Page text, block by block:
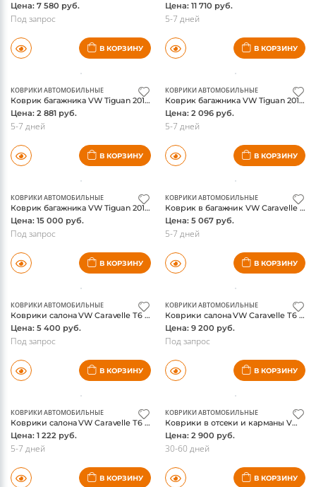
Цена: 7 580 руб.
Под запрос
В КОРЗИНУ
Цена: 11 710 руб.
5-7 дней
В КОРЗИНУ
КОВРИКИ АВТОМОБИЛЬНЫЕ
Коврик багажника VW Tiguan 2016-, базовый пол багажника, оригинал
Цена: 2 881 руб.
5-7 дней
В КОРЗИНУ
КОВРИКИ АВТОМОБИЛЬНЫЕ
Коврик багажника VW Tiguan 2016-, измененный пол багажника, оригинал
Цена: 2 096 руб.
5-7 дней
В КОРЗИНУ
КОВРИКИ АВТОМОБИЛЬНЫЕ
Коврик багажника VW Tiguan 2016-, складывающийся, измененный пол багажника, оригинал
Цена: 15 000 руб.
Под запрос
В КОРЗИНУ
КОВРИКИ АВТОМОБИЛЬНЫЕ
Коврик в багажник VW Caravelle T6 2017-, оригинал
Цена: 5 067 руб.
5-7 дней
В КОРЗИНУ
КОВРИКИ АВТОМОБИЛЬНЫЕ
Коврики салона VW Caravelle Т6 2017-, передние, резина, 2шт, оригинал
Цена: 5 400 руб.
Под запрос
В КОРЗИНУ
КОВРИКИ АВТОМОБИЛЬНЫЕ
Коврики салона VW Caravelle Т6 2017-, передние, резина, 3шт, оригинал
Цена: 9 200 руб.
Под запрос
В КОРЗИНУ
КОВРИКИ АВТОМОБИЛЬНЫЕ
Коврики салона VW Caravelle Т6 2017-, передние, резина, 1шт, средний, оригинал
Цена: 1 222 руб.
5-7 дней
В КОРЗИНУ
КОВРИКИ АВТОМОБИЛЬНЫЕ
Коврики в отсеки и карманы VW Tiguan 2016-, 16 частей
Цена: 2 900 руб.
30-60 дней
В КОРЗИНУ